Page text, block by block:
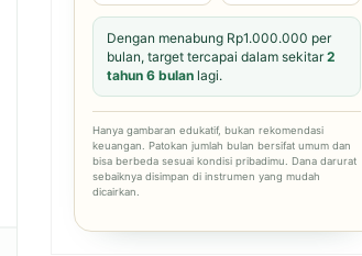
Dengan menabung Rp1.000.000 per
bulan, target tercapai dalam sekitar2
tahun 6 bulan lagi.
Hanya gambaran edukatif, bukan rekomendasi
keuangan. Patokan jumlah bulan bersifat umum dan
bisa berbeda sesuai kondisi pribadimu. Dana darurat
sebaiknya disimpan di instrumen yang mudah
dicairkan.